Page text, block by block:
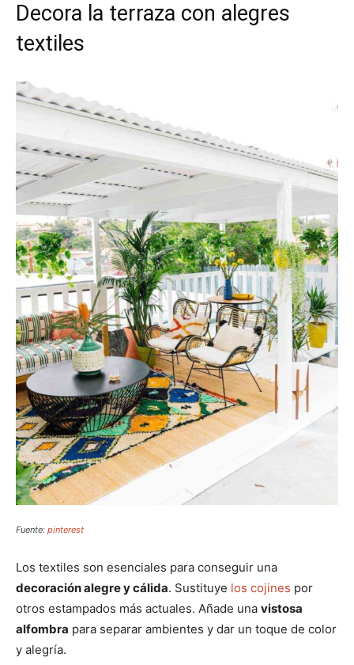
Decora la terraza con alegres
textiles
Fuente: pinterest
Los textiles son esenciales para conseguir una
decoración alegre y cálida. Sustituye los cojines por
otros estampados más actuales. Añade una vistosa
alfombra para separar ambientes y dar un toque de color
y alegría.